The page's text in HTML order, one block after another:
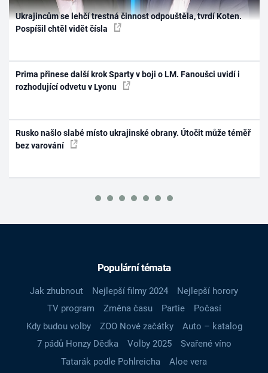
Ukrajincům se lehčí trestná činnost odpouštěla, tvrdí Koten.
Pospíšil chtěl vidět čísla
Prima přinese další krok Sparty v boji o LM. Fanoušci uvidí i
rozhodující odvetu v Lyonu
Rusko našlo slabé místo ukrajinské obrany. Útočit může téměř
bez varování
Populární témata
Jak zhubnout Nejlepší filmy 2024
Nejlepší horory
TV program
Změna času Partie
Počasí
Kdy budou volby
ZOO Nové začátky
Auto – katalog
7 pádů Honzy Dědka
Volby 2025
Svařené víno
Tatarák podle Pohlreicha
Aloe vera